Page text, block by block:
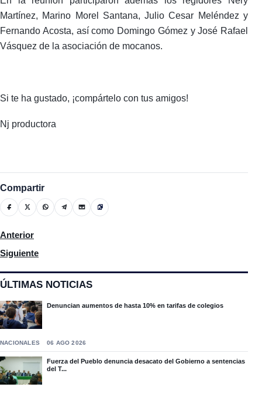
ÚLTIMAS NOTICIAS
Denuncian aumentos de hasta 10% en tarifas de colegios
NACIONALES 06 AGO 2026
Fuerza del Pueblo denuncia desacato del Gobierno a sentencias
del T...
Martínez, Marino Morel Santana, Julio Cesar Meléndez y
Fernando Acosta, así como Domingo Gómez y José Rafael
Vásquez de la asociación de mocanos.
Si te ha gustado, ¡compártelo con tus amigos!
Nj productora
Compartir
Artículo anterior: La Asociación educativa Domingo Savio
Anterior
Artículo siguiente: Senador de Espaillat visita Liceo Francis
Siguiente